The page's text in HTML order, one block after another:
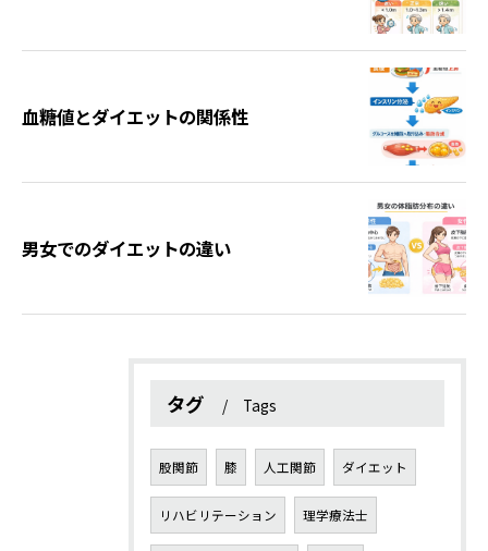
血糖値とダイエットの関係性
男女でのダイエットの違い
タグ Tags
股関節 膝 人工関節 ダイエット
リハビリテーション 理学療法士